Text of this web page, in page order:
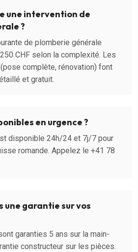
une intervention de
?
de plomberie générale
CHF selon la complexité. Les
complète, rénovation) font
et gratuit.
en urgence ?
disponible 24h/24 et 7j/7 pour
romande. Appelez le +41 78
une garantie sur vos
garanties 5 ans sur la main-
constructeur sur les pièces.